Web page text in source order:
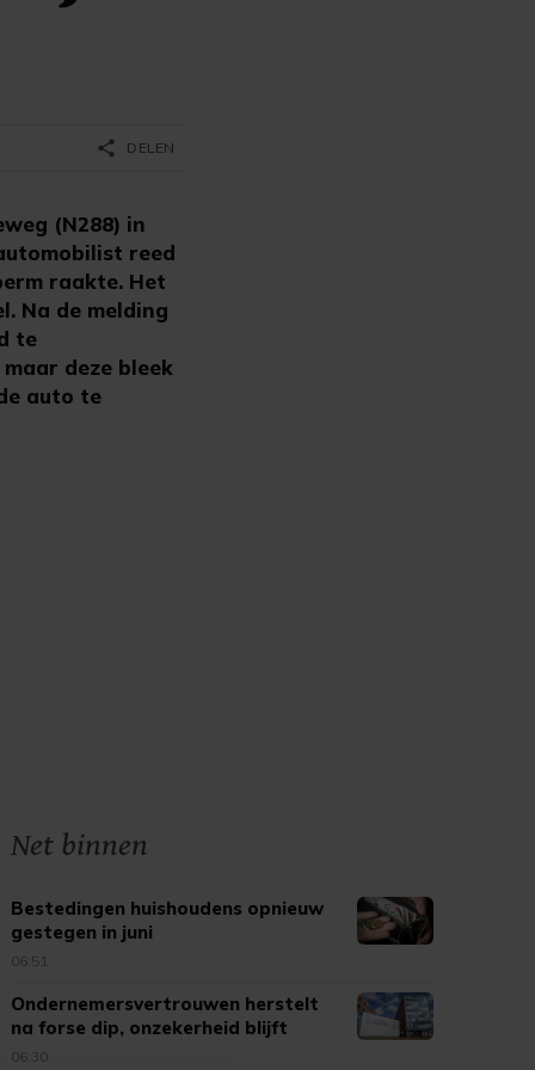
(N288) in
reed
raakte. Het
Na de melding
te
deze bleek
auto te
share DELEN
Net binnen
Bestedingen huishoudens opnieuw
gestegen in juni
06:51
Ondernemersvertrouwen herstelt
na forse dip, onzekerheid blijft
06:30